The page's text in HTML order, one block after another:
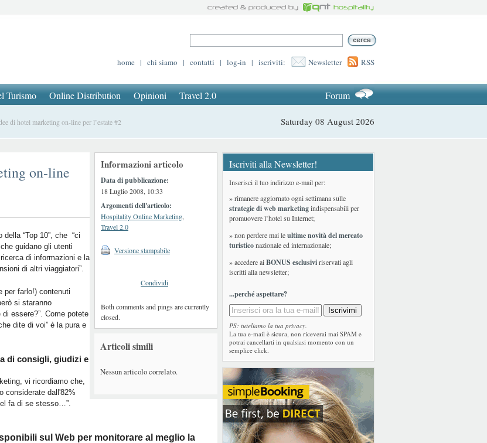
home | chi siamo | contatti | log-in | iscriviti: Newsletter RSS
Turismo Online Distribution Opinioni Travel 2.0 Forum
di hotel marketing on-line per l’estate #2 Saturday 08 August 2026
Informazioni articolo
Data di pubblicazione:
18 Luglio 2008, 10:33
Argomenti dell'articolo:
Hospitality Online Marketing,
Travel 2.0
Versione stampabile
Condividi
Both comments and pings are currently
closed.
Articoli simili
Nessun articolo correlato.
on-line
“Top 10”, che “ci
guidano gli utenti
di informazioni e la
di altri viaggiatori”.
per farlo!) contenuti
si staranno
essere?”. Come potete
dite di voi” è la pura e
di consigli, giudizi e
vi ricordiamo che,
considerate dall'82%
fa di se stesso…”.
sul Web per monitorare al meglio la
Iscriviti alla Newsletter!
Inserisci il tuo indirizzo e-mail per:
» rimanere aggiornato ogni settimana sulle
strategie di web marketingindispensabili per
promuovere l’hotel su Internet;
» non perdere mai leultime novità del mercato
turisticonazionale ed internazionale;
» accedere aiBONUS esclusiviriservati agli
iscritti alla newsletter;
...perché aspettare?
PS: tuteliamo la tua privacy.
La tua e-mail è sicura, non riceverai mai SPAM e
potrai cancellarti in qualsiasi momento con un
semplice click.